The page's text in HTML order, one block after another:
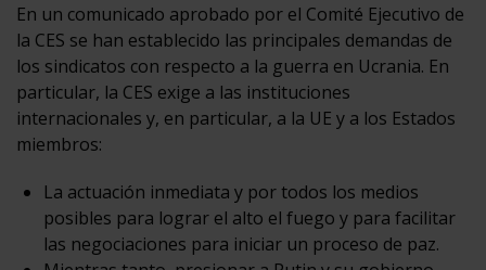
En un comunicado aprobado por el Comité Ejecutivo de
la CES se han establecido las principales demandas de
los sindicatos con respecto a la guerra en Ucrania. En
particular, la CES exige a las instituciones
internacionales y, en particular, a la UE y a los Estados
miembros:
La actuación inmediata y por todos los medios
posibles para lograr el alto el fuego y para facilitar
las negociaciones para iniciar un proceso de paz.